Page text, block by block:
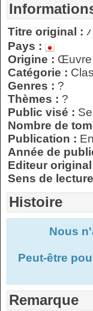
Titre original :
Pays :
Origine : Œuvre
Catégorie :
Genres : ?
Thèmes : ?
Public visé :
Nombre de
Publication :
Année de
Editeur
Sens de
Histoire
Nous
Peut-être
Remarque